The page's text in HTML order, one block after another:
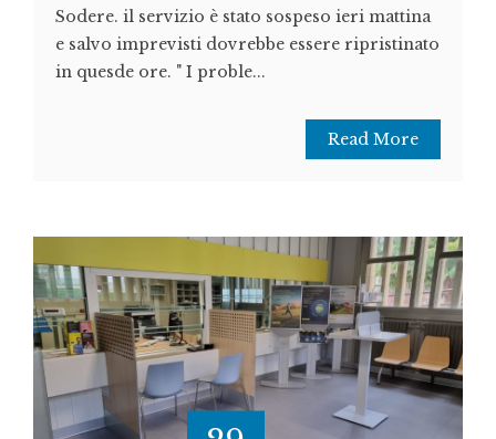
Sodere. il servizio è stato sospeso ieri mattina
e salvo imprevisti dovrebbe essere ripristinato
in quesde ore. " I proble...
Read More